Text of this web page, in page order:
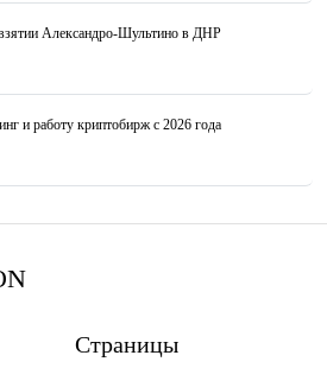
Александро-Шультино в ДНР
и работу криптобирж с 2026 года
Страницы